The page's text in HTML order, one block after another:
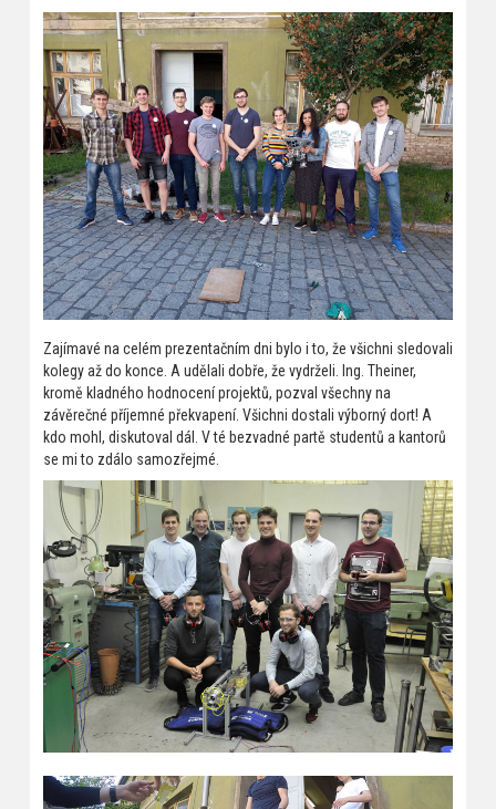
Zajímavé na celém prezentačním dni bylo i to, že všichni sledovali
kolegy až do konce. A udělali dobře, že vydrželi. Ing. Theiner,
kromě kladného hodnocení projektů, pozval všechny na
závěrečné příjemné překvapení. Všichni dostali výborný dort! A
kdo mohl, diskutoval dál. V té bezvadné partě studentů a kantorů
se mi to zdálo samozřejmé.